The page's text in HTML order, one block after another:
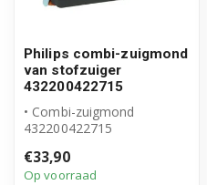
Philips combi-zuigmond
van stofzuiger
432200422715
• Combi-zuigmond
432200422715
• Binnendiameter bui...
€33,90
Op voorraad